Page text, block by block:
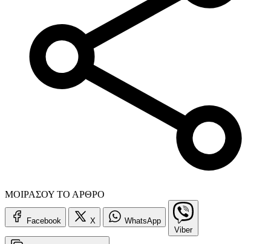
ΜΟΙΡΑΣΟΥ ΤΟ ΑΡΘΡΟ
Facebook X
WhatsApp
Viber